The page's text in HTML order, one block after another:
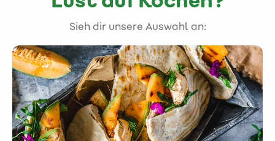
Sieh dir unsere Auswahl an: